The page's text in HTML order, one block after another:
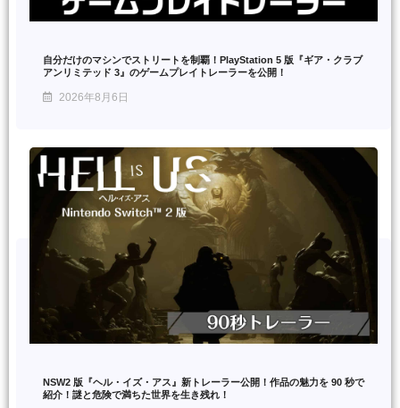
自分だけのマシンでストリートを制覇！PlayStation 5 版『ギア・クラブ
アンリミテッド 3』のゲームプレイトレーラーを公開！
2026年8月6日
NSW2 版『ヘル・イズ・アス』新トレーラー公開！作品の魅力を 90 秒で
紹介！謎と危険で満ちた世界を生き残れ！